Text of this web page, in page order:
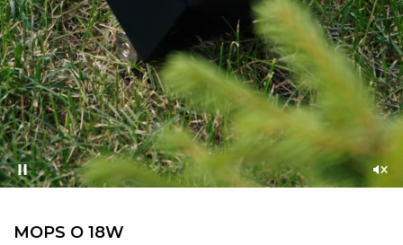
Приостановить Со
MOPS O 18W